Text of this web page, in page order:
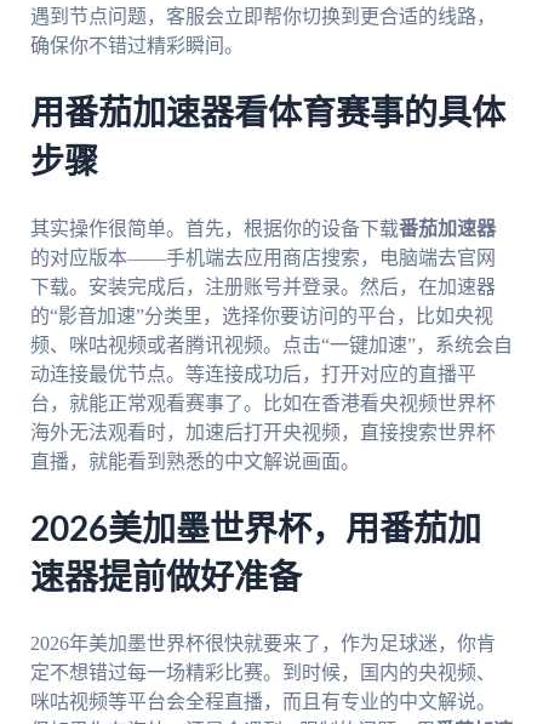
遇到节点问题，客服会立即帮你切换到更合适的线路，
确保你不错过精彩瞬间。
用番茄加速器看体育赛事的具体
步骤
其实操作很简单。首先，根据你的设备下载番茄加速器
的对应版本——手机端去应用商店搜索，电脑端去官网
下载。安装完成后，注册账号并登录。然后，在加速器
的“影音加速”分类里，选择你要访问的平台，比如央视
频、咪咕视频或者腾讯视频。点击“一键加速”，系统会自
动连接最优节点。等连接成功后，打开对应的直播平
台，就能正常观看赛事了。比如在香港看央视频世界杯
海外无法观看时，加速后打开央视频，直接搜索世界杯
直播，就能看到熟悉的中文解说画面。
2026美加墨世界杯，用番茄加
速器提前做好准备
2026年美加墨世界杯很快就要来了，作为足球迷，你肯
定不想错过每一场精彩比赛。到时候，国内的央视频、
咪咕视频等平台会全程直播，而且有专业的中文解说。